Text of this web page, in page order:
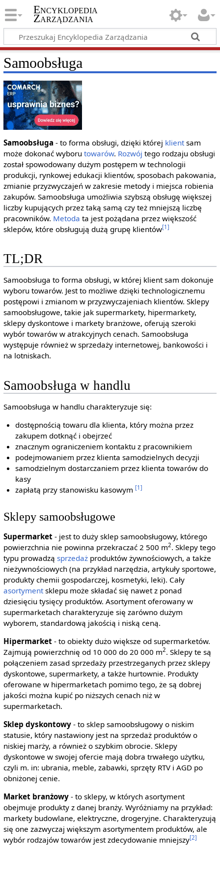
Encyklopedia
Zarządzania
Samoobsługa
Samoobsługa - to forma obsługi, dzięki której klientsam
może dokonać wyboru towarów. Rozwój tego rodzaju obsługi
został spowodowany dużym postępem w technologii
produkcji, rynkowej edukacji klientów, sposobach pakowania,
zmianie przyzwyczajeń w zakresie metody i miejsca robienia
zakupów. Samoobsługa umożliwia szybszą obsługę większej
liczby kupujących przez taką samą czy też mniejszą liczbę
pracowników. Metoda ta jest pożądana przez większość
sklepów, które obsługują dużą grupę klientów[1]
TL;DR
Samoobsługa to forma obsługi, w której klient sam dokonuje
wyboru towarów. Jest to możliwe dzięki technologicznemu
postępowi i zmianom w przyzwyczajeniach klientów. Sklepy
samoobsługowe, takie jak supermarkety, hipermarkety,
sklepy dyskontowe i markety branżowe, oferują szeroki
wybór towarów w atrakcyjnych cenach. Samoobsługa
występuje również w sprzedaży internetowej, bankowości i
na lotniskach.
Samoobsługa w handlu
Samoobsługa w handlu charakteryzuje się:
dostępnością towaru dla klienta, który można przez
zakupem dotknąć i obejrzeć
znacznym ograniczeniem kontaktu z pracownikiem
podejmowaniem przez klienta samodzielnych decyzji
samodzielnym dostarczaniem przez klienta towarów do
kasy
zapłatą przy stanowisku kasowym [1]
Sklepy samoobsługowe
Supermarket- jest to duży sklep samoobsługowy, którego
powierzchnia nie powinna przekraczać 2 500 m2. Sklepy tego
typu prowadzą sprzedażproduktów żywnościowych, a także
nieżywnościowych (na przykład narzędzia, artykuły sportowe,
produkty chemii gospodarczej, kosmetyki, leki). Cały
asortymentsklepu może składać się nawet z ponad
dziesięciu tysięcy produktów. Asortyment oferowany w
supermarketach charakteryzuje się zarówno dużym
wyborem, standardową jakością i niską ceną.
Hipermarket- to obiekty dużo większe od supermarketów.
Zajmują powierzchnię od 10 000 do 20 000 m2. Sklepy te są
połączeniem zasad sprzedaży przestrzeganych przez sklepy
dyskontowe, supermarkety, a także hurtownie. Produkty
oferowane w hipermarketach pomimo tego, że są dobrej
jakości można kupić po niższych cenach niż w
supermarketach.
Sklep dyskontowy- to sklep samoobsługowy o niskim
statusie, który nastawiony jest na sprzedaż produktów o
niskiej marży, a również o szybkim obrocie. Sklepy
dyskontowe w swojej ofercie mają dobra trwałego użytku,
czyli m. in: ubrania, meble, zabawki, sprzęty RTV i AGD po
obniżonej cenie.
Market branżowy- to sklepy, w których asortyment
obejmuje produkty z danej branży. Wyróżniamy na przykład:
markety budowlane, elektryczne, drogeryjne. Charakteryzują
się one zazwyczaj większym asortymentem produktów, ale
wybór rodzajów towarów jest zdecydowanie mniejszy[2]